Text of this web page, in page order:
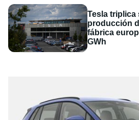
Tesla triplica
producción
fábrica
GWh